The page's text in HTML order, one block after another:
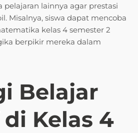
lainnya agar prestasi
Misalnya, siswa dapat mencoba
kelas 4 semester 2
berpikir mereka dalam
Belajar
Kelas 4